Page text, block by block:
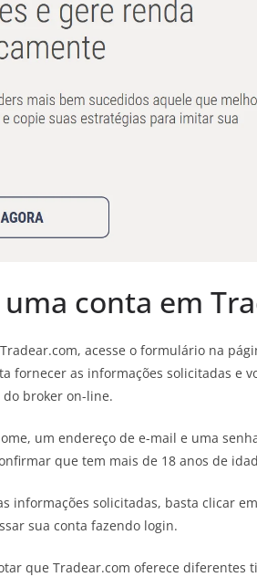
conta em
acesse o formulário na
fornecer as informações solicitadas e
broker on-line.
um endereço de e-mail e uma
que tem mais de 18 anos de
informações solicitadas, basta clicar
sua conta fazendo login.
que Tradear.com oferece diferentes